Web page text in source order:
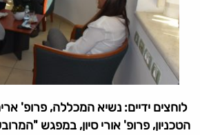
לוחצים ידיים: נשיא המכללה, פרופ'
הטכניון, פרופ' אורי סיון, במפגש